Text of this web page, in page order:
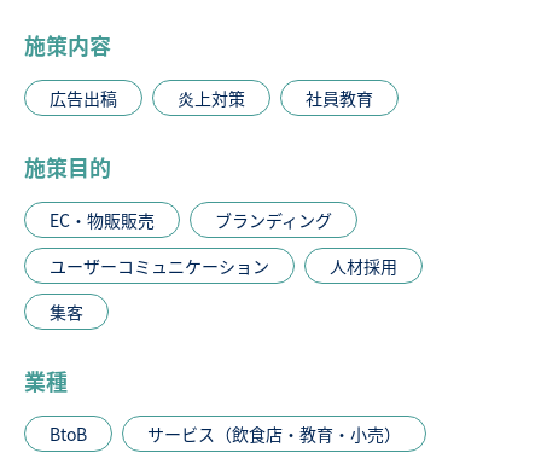
施策内容
広告出稿 炎上対策 社員教育
施策目的
EC・物販販売
ブランディング
ユーザーコミュニケーション
人材採用
集客
業種
BtoB
サービス（飲食店・教育・小売）